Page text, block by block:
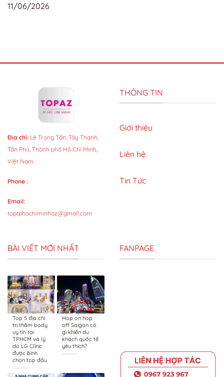
11/06/2026
Địa chỉ: Lê Trọng Tấn, Tây Thạnh,
Tân Phú, Thành phố Hồ Chí Minh,
Việt Nam
Phone :
Email:
toptphochiminhaz@gmail.com
THÔNG TIN
Giới thiệu
Liên hệ
Tin Tức
BÀI VIẾT MỚI NHẤT
Top 5 địa chỉ
trị thâm body
uy tín tại
TP.HCM và lý
do LG Clinic
được bình
chọn top đầu
Hop on hop
off Saigon có
gì khiến du
khách quốc tế
yêu thích?
FANPAGE